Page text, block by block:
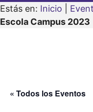
Estás en: Inicio
Escola Campus 2023
« Todos los Eventos